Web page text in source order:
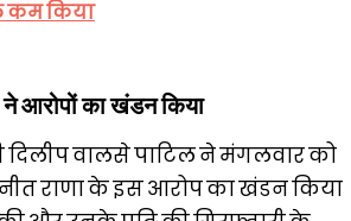
कम किया
ने आरोपों का खंडन किया
दिलीप वालसे पाटिल ने मंगलवार को
राणा के इस आरोप का खंडन किया